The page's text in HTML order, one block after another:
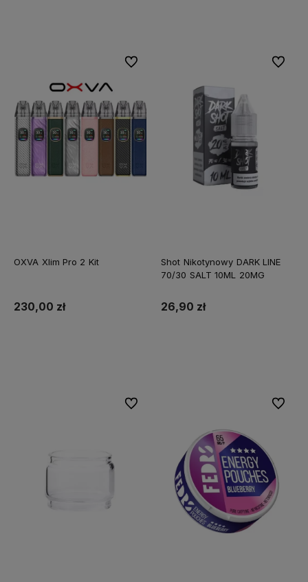
OXVA Xlim Pro 2 Kit
230,00 zł
Do ulubionych
Shot Nikotynowy DARK LINE
70/30 SALT 10ML 20MG
26,90 zł
Do
Do ulubionych Do